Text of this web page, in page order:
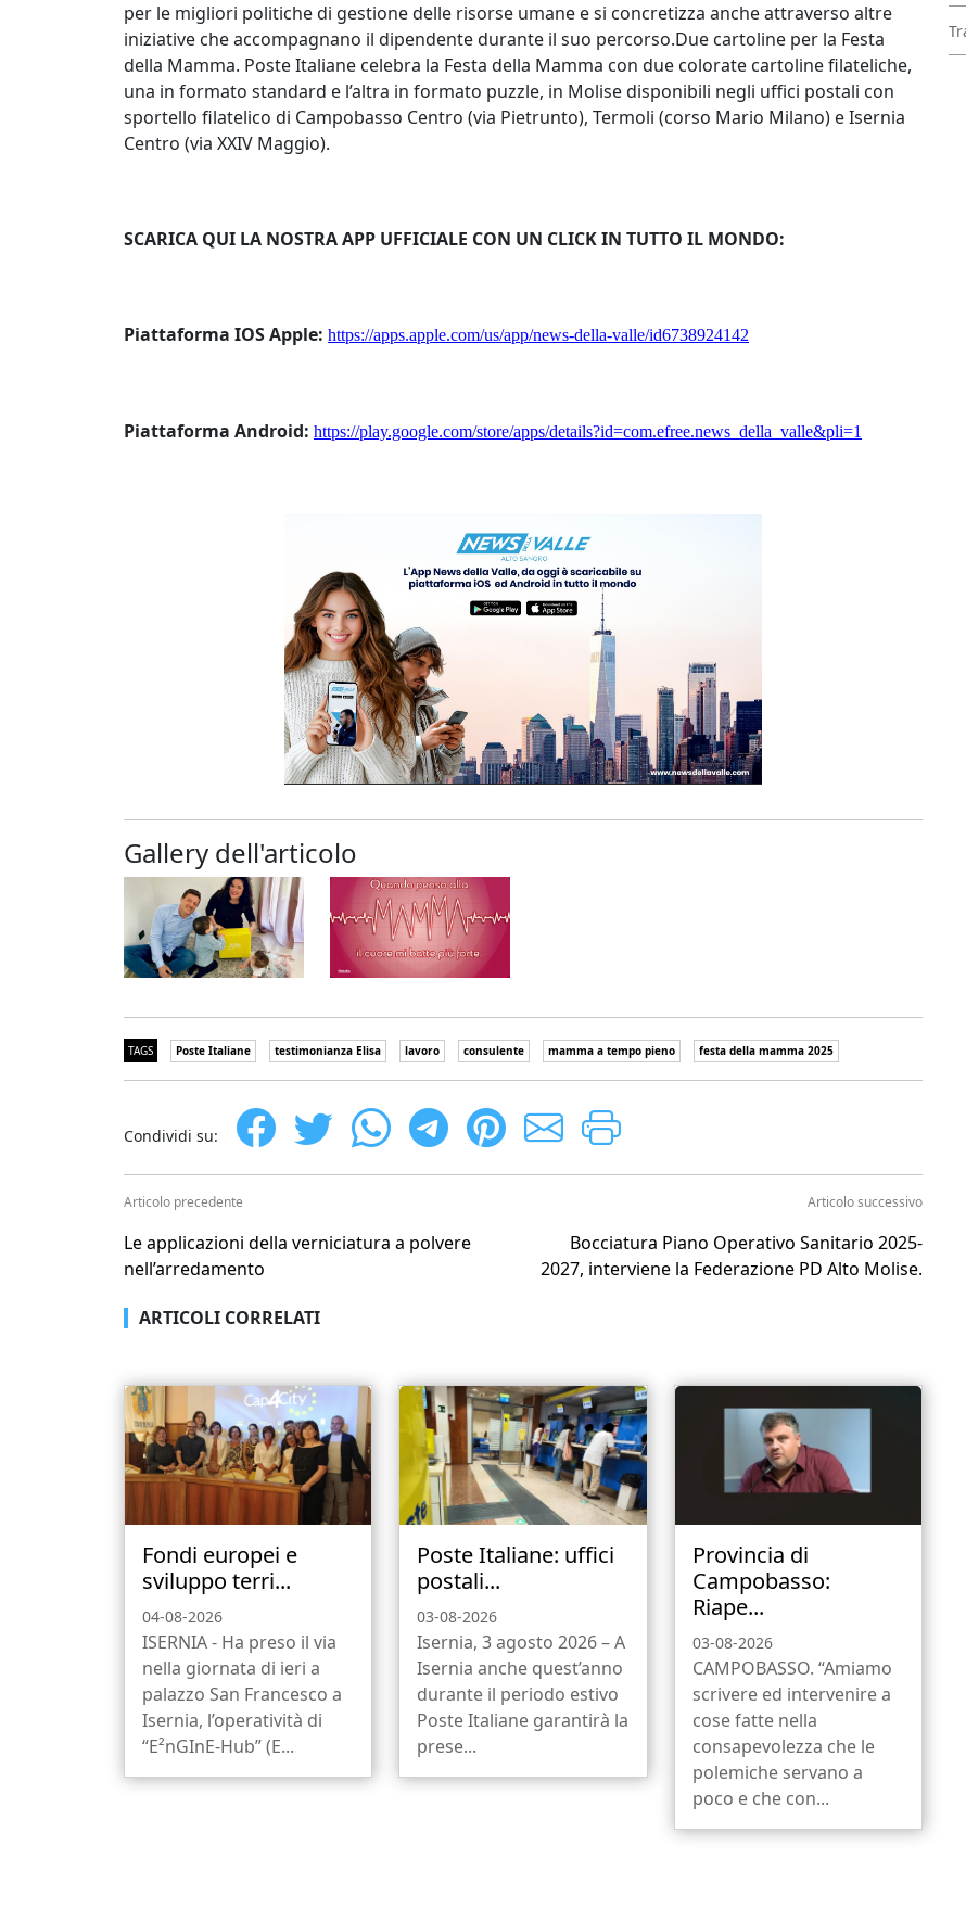
per le migliori politiche di gestione delle risorse umane e si concretizza anche attraverso altre
iniziative che accompagnano il dipendente durante il suo percorso.Due cartoline per la Festa
della Mamma. Poste Italiane celebra la Festa della Mamma con due colorate cartoline filateliche,
una in formato standard e l’altra in formato puzzle, in Molise disponibili negli uffici postali con
sportello filatelico di Campobasso Centro (via Pietrunto), Termoli (corso Mario Milano) e Isernia
Centro (via XXIV Maggio).
SCARICA QUI LA NOSTRA APP UFFICIALE CON UN CLICK IN TUTTO IL MONDO:
Piattaforma IOS Apple: https://apps.apple.com/us/app/news-della-valle/id6738924142
Piattaforma Android: https://play.google.com/store/apps/details?id=com.efree.news_della_valle&pli=1
Gallery dell'articolo
TAGS Poste Italiane testimonianza Elisa lavoro consulente mamma a tempo pieno festa della mamma 2025
Condividi su:
Articolo precedente
Le applicazioni della verniciatura a polvere
nell’arredamento
Articolo successivo
Bocciatura Piano Operativo Sanitario 2025-
2027, interviene la Federazione PD Alto Molise.
ARTICOLI CORRELATI
Fondi europei e
sviluppo terri...
04-08-2026
ISERNIA - Ha preso il via
nella giornata di ieri a
palazzo San Francesco a
Isernia, l’operatività di
“E²nGInE-Hub” (E...
Poste Italiane: uffici
postali...
03-08-2026
Isernia, 3 agosto 2026 – A
Isernia anche quest’anno
durante il periodo estivo
Poste Italiane garantirà la
prese...
Provincia di
Campobasso:
Riape...
03-08-2026
CAMPOBASSO. “Amiamo
scrivere ed intervenire a
cose fatte nella
consapevolezza che le
polemiche servano a
poco e che con...